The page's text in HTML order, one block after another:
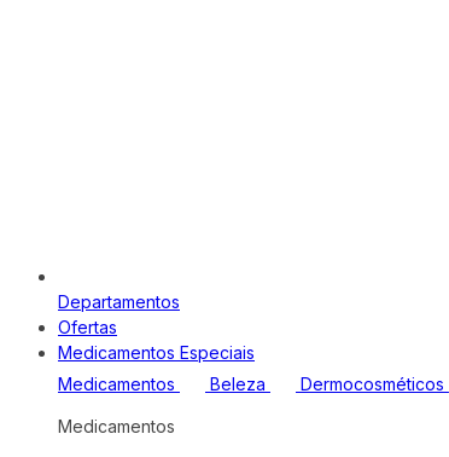
Departamentos
Ofertas
Medicamentos Especiais
Medicamentos
Beleza Dermocosméticos
Medicamentos